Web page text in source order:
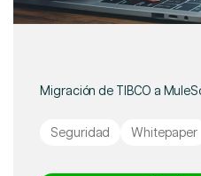
Migración de TIBCO a
Seguridad Whitepaper